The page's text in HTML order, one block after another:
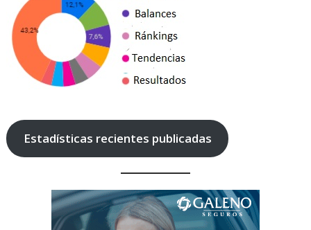
Estadísticas recientes publicadas